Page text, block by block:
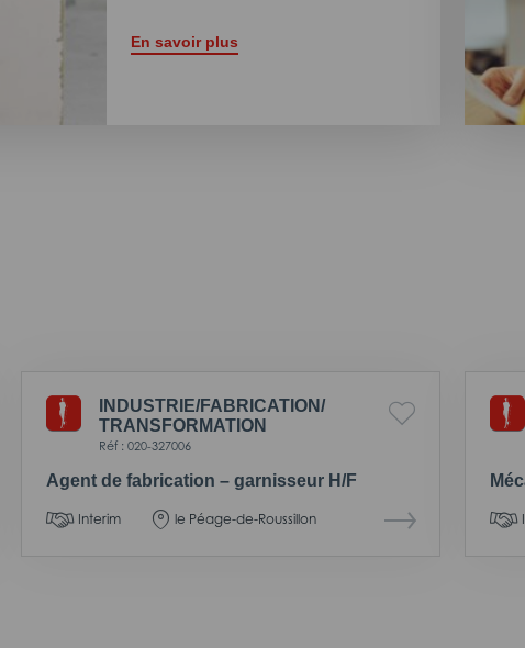
En savoir plus
INDUSTRIE/FABRICATION/
TRANSFORMATION
Réf : 020-327006
Agent de fabrication – garnisseur H/F
Interim le Péage-de-Roussillon